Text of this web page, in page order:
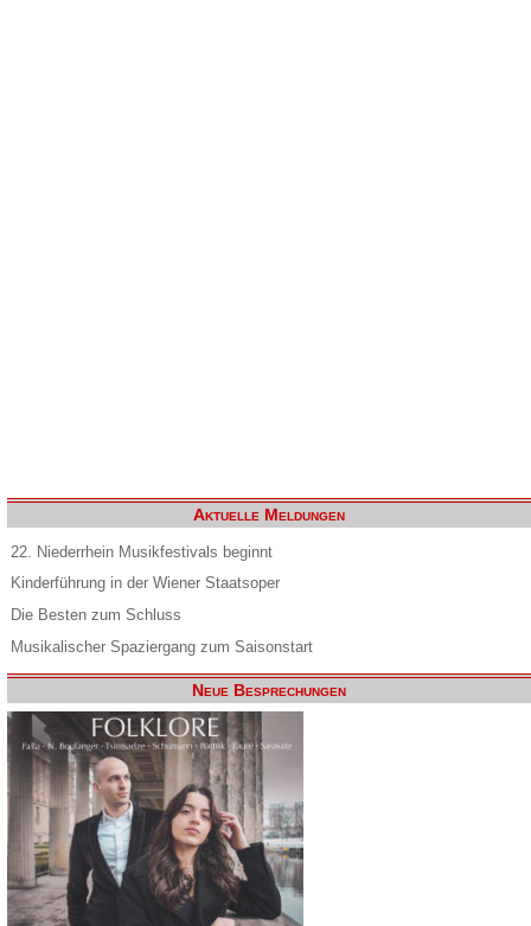
Aktuelle Meldungen
22. Niederrhein Musikfestivals beginnt
Kinderführung in der Wiener Staatsoper
Die Besten zum Schluss
Musikalischer Spaziergang zum Saisonstart
Neue Besprechungen